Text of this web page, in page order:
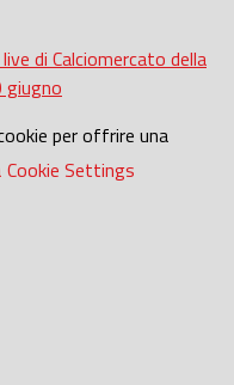
di Calciomercato della
giugno
per offrire una
Cookie Settings